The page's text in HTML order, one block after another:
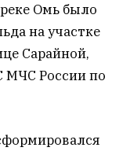
Омь было
на участке
Сарайной,
МЧС России по